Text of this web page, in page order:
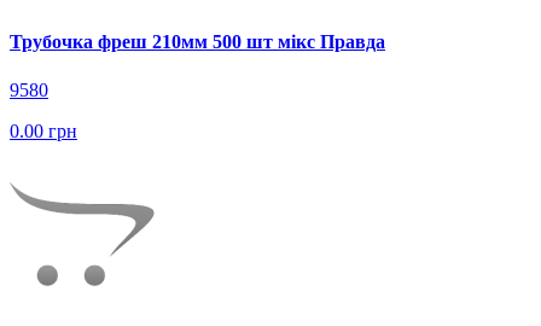
Трубочка фреш 210мм 500 шт мікс Правда
9580
0.00 грн